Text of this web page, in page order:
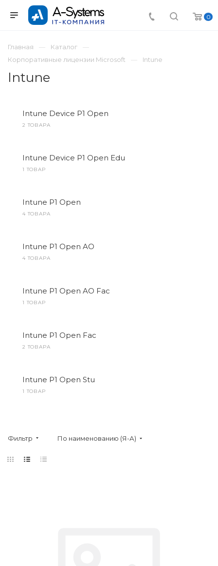
0
Главная
Каталог
Корпоративные лицензии Microsoft
Intune
Intune
Intune Device P1 Open
2 ТОВАРА
Intune Device P1 Open Edu
1 ТОВАР
Intune P1 Open
4 ТОВАРА
Intune P1 Open AO
4 ТОВАРА
Intune P1 Open AO Fac
1 ТОВАР
Intune P1 Open Fac
2 ТОВАРА
Intune P1 Open Stu
1 ТОВАР
Фильтр По наименованию (Я-А)